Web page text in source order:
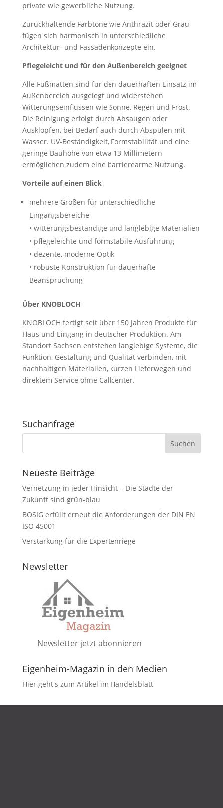
private wie gewerbliche Nutzung.
Zurückhaltende Farbtöne wie Anthrazit oder Grau
fügen sich harmonisch in unterschiedliche
Architektur- und Fassadenkonzepte ein.
Pflegeleicht und für den Außenbereich geeignet
Alle Fußmatten sind für den dauerhaften Einsatz im
Außenbereich ausgelegt und widerstehen
Witterungseinflüssen wie Sonne, Regen und Frost.
Die Reinigung erfolgt durch Absaugen oder
Ausklopfen, bei Bedarf auch durch Abspülen mit
Wasser. UV-Beständigkeit, Formstabilität und eine
geringe Bauhöhe von etwa 13 Millimetern
ermöglichen zudem eine barrierearme Nutzung.
Vorteile auf einen Blick
mehrere Größen für unterschiedliche
Eingangsbereiche
• witterungsbeständige und langlebige Materialien
• pflegeleichte und formstabile Ausführung
• dezente, moderne Optik
• robuste Konstruktion für dauerhafte
Beanspruchung
Über KNOBLOCH
KNOBLOCH fertigt seit über 150 Jahren Produkte für
Haus und Eingang in deutscher Produktion. Am
Standort Sachsen entstehen langlebige Systeme, die
Funktion, Gestaltung und Qualität verbinden, mit
nachhaltigen Materialien, kurzen Lieferwegen und
direktem Service ohne Callcenter.
Suchanfrage
Neueste Beiträge
Vernetzung in jeder Hinsicht – Die Städte der
Zukunft sind grün-blau
BOSIG erfüllt erneut die Anforderungen der DIN EN
ISO 45001
Verstärkung für die Expertenriege
Newsletter
Newsletter jetzt abonnieren
Eigenheim-Magazin in den Medien
Hier geht's zum Artikel im Handelsblatt
DATENSCHUTZ